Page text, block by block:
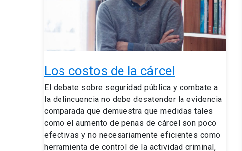
Los costos de la cárcel
El debate sobre seguridad pública y combate a
la delincuencia no debe desatender la evidencia
comparada que demuestra que medidas tales
como el aumento de penas de cárcel son poco
efectivas y no necesariamente eficientes como
herramienta de control de la actividad criminal,